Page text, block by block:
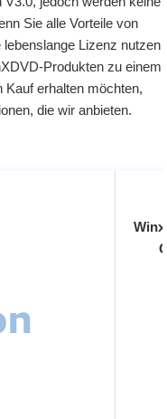
Sie alle Vorteile von
Lizenz nutzen
Produkten zu einem
Kauf erhalten möchten,
die wir anbieten.